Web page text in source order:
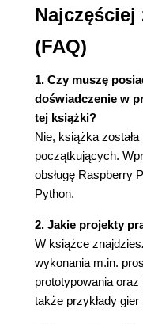
Bycie
Instrukcja
Instrukcja while
Podsumowanie
Rozdział 4.
Teoria
Listy (49)
Funkcje (51)
Wisielec (52)
Słowniki (58)
Krotki (59)
Wiele
Wyjątki (61)
Podsumowanie
Najczęściej
(FAQ)
1. Czy muszę
doświadczenie w
tej książki?
Nie, książka
początkujących.
obsługę Raspberry
Python.
2. Jakie projekty
W książce
wykonania m.in.
prototypowania
także przykłady